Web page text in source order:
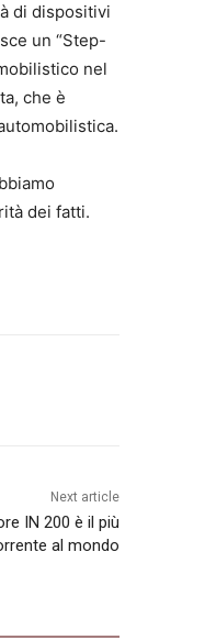
di dispositivi
un “Step-
nel
che è
dei fatti.
Next article
IN 200 è il più
al mondo